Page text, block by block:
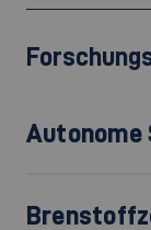
Autonome